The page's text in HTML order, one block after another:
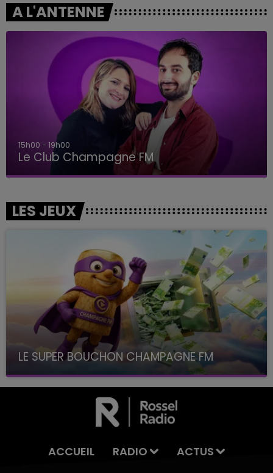
A L'ANTENNE
15h00 - 19h00
Le Club Champagne FM
LES JEUX
LE SUPER BOUCHON CHAMPAGNE FM
avec La Famille Champagne FM, à 8H10
ACCUEIL RADIO
ACTUS